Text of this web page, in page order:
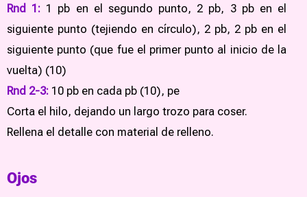
Rnd 1: 1 pb en el segundo punto, 2 pb, 3 pb en el
siguiente punto (tejiendo en círculo), 2 pb, 2 pb en el
siguiente punto (que fue el primer punto al inicio de la
vuelta) (10)
Rnd 2-3: 10 pb en cada pb (10), pe
Corta el hilo, dejando un largo trozo para coser.
Rellena el detalle con material de relleno.
Ojos